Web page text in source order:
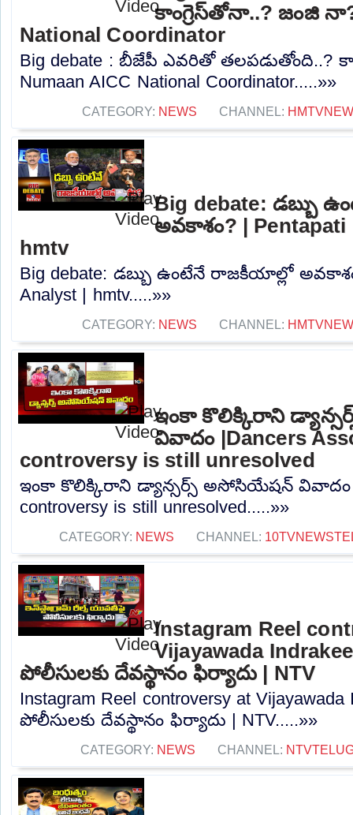
కాంగ్రెస్‌తోనా..? జంజి
National Coordinator
Big debate : బీజేపీ ఎవరితో తలపడుతోంది..?
Numaan AICC National Coordinator.....»»
CATEGORY: NEWS CHANNEL:
Big debate: డబ్బు
అవకాశం? | Pentapati
hmtv
Big debate: డబ్బు ఉంటేనే రాజకీయాల్లో
Analyst | hmtv.....»»
CATEGORY: NEWS CHANNEL:
ఇంకా కొలిక్కిరాని
వివాదం |Dancers
controversy is still unresolved
ఇంకా కొలిక్కిరాని డ్యాన్సర్స్ అసోసియేషన్ వివాదం
controversy is still unresolved.....»»
CATEGORY: NEWS CHANNEL:
Instagram Reel
Vijayawada
పోలీసులకు దేవస్థానం ఫిర్యాదు | NTV
Instagram Reel controversy at Vijayawada
పోలీసులకు దేవస్థానం ఫిర్యాదు | NTV.....»»
CATEGORY: NEWS CHANNEL: